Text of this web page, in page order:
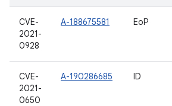
CVE-
2021-
0928
A-188675581 EoP
CVE-
2021-
0650
A-190286685 ID